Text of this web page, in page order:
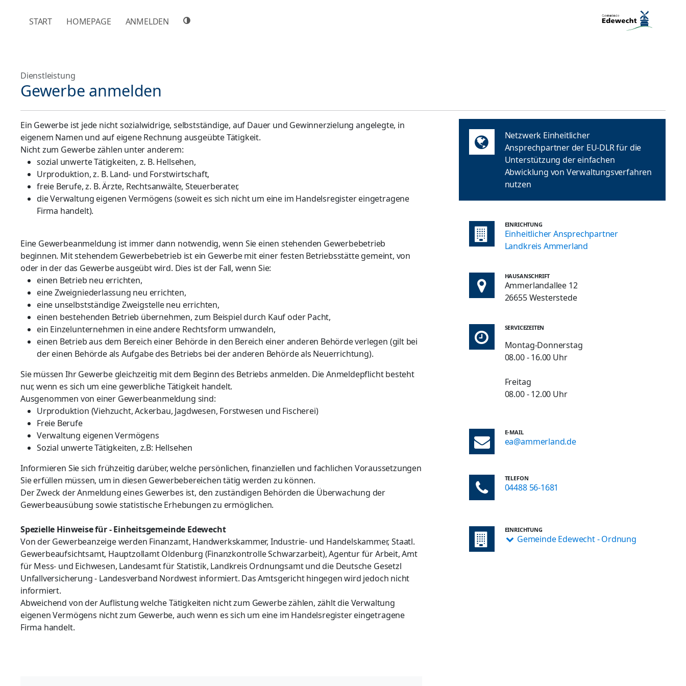
NAVIGATION ÜBERSPRINGEN
START HOMEPAGE ANMELDEN
Dienstleistung
Gewerbe anmelden
Ein Gewerbe ist jede nicht sozialwidrige, selbstständige, auf Dauer und Gewinnerzielung angelegte, in
eigenem Namen und auf eigene Rechnung ausgeübte Tätigkeit.
Nicht zum Gewerbe zählen unter anderem:
sozial unwerte Tätigkeiten, z. B. Hellsehen,
Urproduktion, z. B. Land- und Forstwirtschaft,
freie Berufe, z. B. Ärzte, Rechtsanwälte, Steuerberater,
die Verwaltung eigenen Vermögens (soweit es sich nicht um eine im Handelsregister eingetragene
Firma handelt).
Eine Gewerbeanmeldung ist immer dann notwendig, wenn Sie einen stehenden Gewerbebetrieb
beginnen. Mit stehendem Gewerbebetrieb ist ein Gewerbe mit einer festen Betriebsstätte gemeint, von
oder in der das Gewerbe ausgeübt wird. Dies ist der Fall, wenn Sie:
einen Betrieb neu errichten,
eine Zweigniederlassung neu errichten,
eine unselbstständige Zweigstelle neu errichten,
einen bestehenden Betrieb übernehmen, zum Beispiel durch Kauf oder Pacht,
ein Einzelunternehmen in eine andere Rechtsform umwandeln,
einen Betrieb aus dem Bereich einer Behörde in den Bereich einer anderen Behörde verlegen (gilt bei
der einen Behörde als Aufgabe des Betriebs bei der anderen Behörde als Neuerrichtung).
Sie müssen Ihr Gewerbe gleichzeitig mit dem Beginn des Betriebs anmelden. Die Anmeldepflicht besteht
nur, wenn es sich um eine gewerbliche Tätigkeit handelt.
Ausgenommen von einer Gewerbeanmeldung sind:
Urproduktion (Viehzucht, Ackerbau, Jagdwesen, Forstwesen und Fischerei)
Freie Berufe
Verwaltung eigenen Vermögens
Sozial unwerte Tätigkeiten, z.B: Hellsehen
Informieren Sie sich frühzeitig darüber, welche persönlichen, finanziellen und fachlichen Voraussetzungen
Sie erfüllen müssen, um in diesen Gewerbebereichen tätig werden zu können.
Der Zweck der Anmeldung eines Gewerbes ist, den zuständigen Behörden die Überwachung der
Gewerbeausübung sowie statistische Erhebungen zu ermöglichen.
Spezielle Hinweise für - Einheitsgemeinde Edewecht
Von der Gewerbeanzeige werden Finanzamt, Handwerkskammer, Industrie- und Handelskammer, Staatl.
Gewerbeaufsichtsamt, Hauptzollamt Oldenburg (Finanzkontrolle Schwarzarbeit), Agentur für Arbeit, Amt
für Mess- und Eichwesen, Landesamt für Statistik, Landkreis Ordnungsamt und die Deutsche Gesetzl
Unfallversicherung - Landesverband Nordwest informiert. Das Amtsgericht hingegen wird jedoch nicht
informiert.
Abweichend von der Auflistung welche Tätigkeiten nicht zum Gewerbe zählen, zählt die Verwaltung
eigenen Vermögens nicht zum Gewerbe, auch wenn es sich um eine im Handelsregister eingetragene
Firma handelt.
Netzwerk Einheitlicher
Ansprechpartner der EU-DLR für die
Unterstützung der einfachen
Abwicklung von Verwaltungsverfahren
nutzen
EINRICHTUNG
Einheitlicher Ansprechpartner
Landkreis Ammerland
HAUSANSCHRIFT
Ammerlandallee 12
26655 Westerstede
SERVICEZEITEN
Montag-Donnerstag
08.00 - 16.00 Uhr
Freitag
08.00 - 12.00 Uhr
E-MAIL
ea@ammerland.de
TELEFON
04488 56-1681
EINRICHTUNG
Gemeinde Edewecht - Ordnung